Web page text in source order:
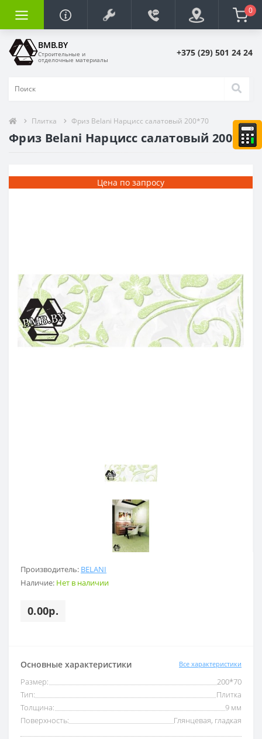
0
BMB.BY
Строительные и
отделочные материалы
+375 (29) 501 24 24
Плитка Фриз Belani Нарцисс салатовый 200*70
Фриз Belani Нарцисс салатовый 200*70
Цена по запросу
Производитель: BELANI
Наличие: Нет в наличии
0.00р.
Основные характеристики Все характеристики
Размер:
200*70
Тип:
Плитка
Толщина:
9 мм
Поверхность:
Глянцевая, гладкая